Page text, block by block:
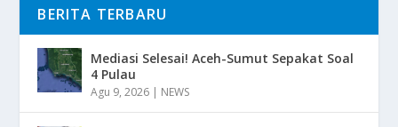
BERITA TERBARU
Mediasi Selesai! Aceh-Sumut Sepakat Soal
4 Pulau
Agu 9, 2026 | NEWS